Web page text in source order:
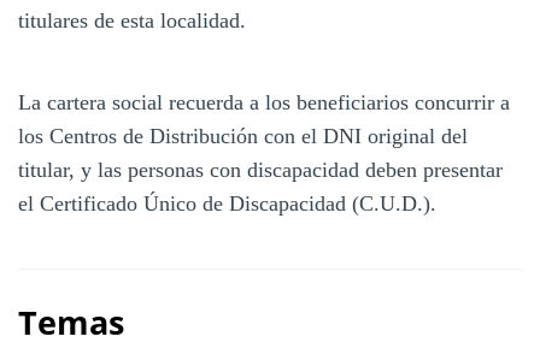
titulares de esta localidad.
La cartera social recuerda a los beneficiarios concurrir a
los Centros de Distribución con el DNI original del
titular, y las personas con discapacidad deben presentar
el Certificado Único de Discapacidad (C.U.D.).
Temas